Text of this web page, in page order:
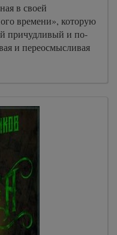
в своей
времени», которую
причудливый и по-
и переосмысливая